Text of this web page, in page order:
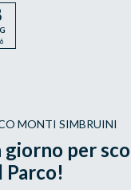
MONTI SIMBRUINI
giorno per
Parco!